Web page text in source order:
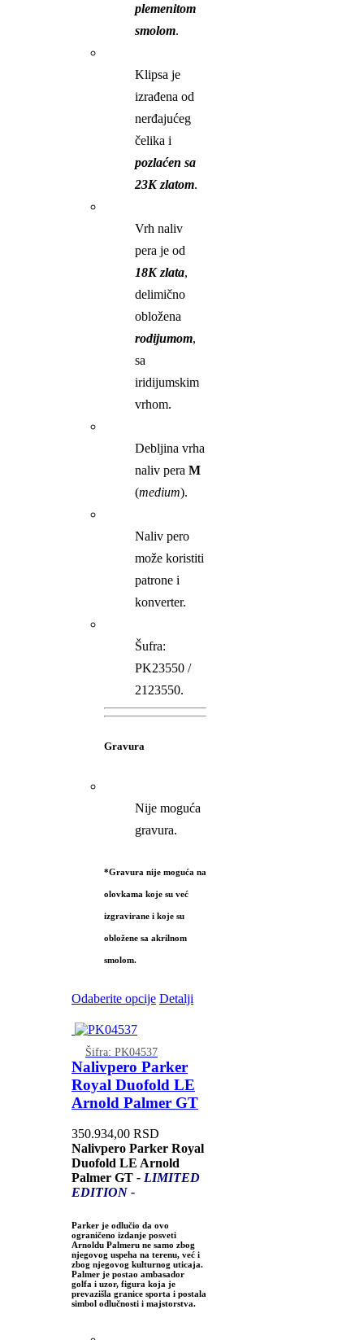
plemenitom
smolom.
Klipsa je
izrađena od
nerđajućeg
čelika i
pozlaćen sa
23K zlatom.
Vrh naliv
pera je od
18K zlata,
delimično
obložena
rodijumom,
sa
iridijumskim
vrhom.
Debljina vrha
naliv peraM
(medium).
Naliv pero
može koristiti
patrone i
konverter.
Šufra:
PK23550 /
2123550.
Gravura
Nije moguća
gravura.
*Gravura nije moguća na
olovkama koje su već
izgravirane i koje su
obložene sa akrilnom
smolom.
Odaberite opcije Detalji
Šifra: PK04537
Nalivpero Parker
Royal Duofold LE
Arnold Palmer GT
350.934,00 RSD
Nalivpero Parker Royal
Duofold LE Arnold
Palmer GT - LIMITED
EDITION -
Parker je odlučio da ovo
ograničeno izdanje posveti
Arnoldu Palmeru ne samo zbog
njegovog uspeha na terenu, već i
zbog njegovog kulturnog uticaja.
Palmer je postao ambasador
golfa i uzor, figura koja je
prevazišla granice sporta i postala
simbol odlučnosti i majstorstva.